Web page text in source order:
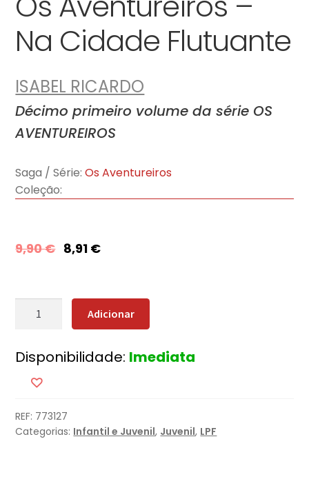
Na Cidade Flutuante
ISABEL RICARDO
Décimo primeiro volume da série OS
AVENTUREIROS
Saga / Série: Os Aventureiros
Coleção:
9,90€ 8,91 €
Quantidade
Aventureiros
Cidade
Flutuante
Adicionar
Disponibilidade: Imediata
REF: 773127
Categorias: Infantil e Juvenil, Juvenil, LPF